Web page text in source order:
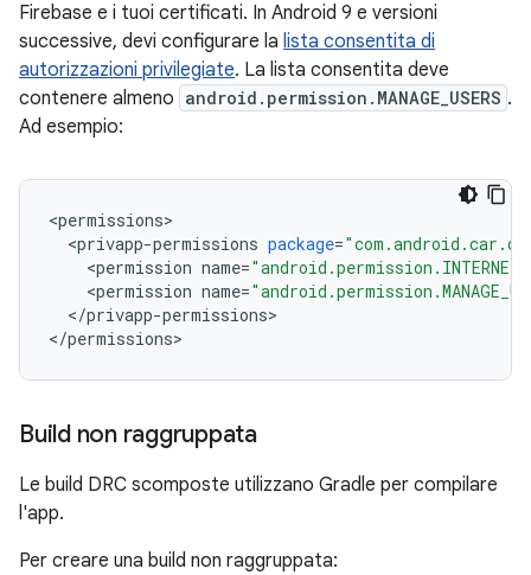
Firebase e i tuoi certificati. In Android 9 e versioni
successive, devi configurare la lista consentita di
autorizzazioni privilegiate. La lista consentita deve
contenere almeno android.permission.MANAGE_USERS .
Ad esempio:
<permissions
<privapp-permissions package=
<permission name="android.permission.INTERNET"
<permission name=
</privapp-permissions>
</permissions>
Build non raggruppata
Le build DRC scomposte utilizzano Gradle per compilare
l'app.
Per creare una build non raggruppata: